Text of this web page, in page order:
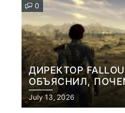
0
ДИРЕКТОР
ОБЪЯСНИЛ,
СМЕРТИ У
СНОСИТ ВАМ
July 13, 2026